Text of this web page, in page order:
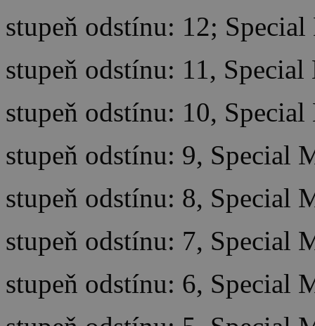
stupeň odstínu: 12;
stupeň odstínu: 11,
stupeň odstínu: 10,
stupeň odstínu: 9, Special
stupeň odstínu: 8, Special
stupeň odstínu: 7, Special
stupeň odstínu: 6, Special